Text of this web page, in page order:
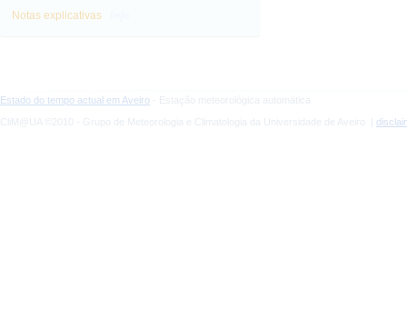
Notas explicativas
Estado do tempo actual em Aveiro - Estação meteorológica automática
CliM@UA ©2010 - Grupo de Meteorologia e Climatologia da Universidade de Aveiro |